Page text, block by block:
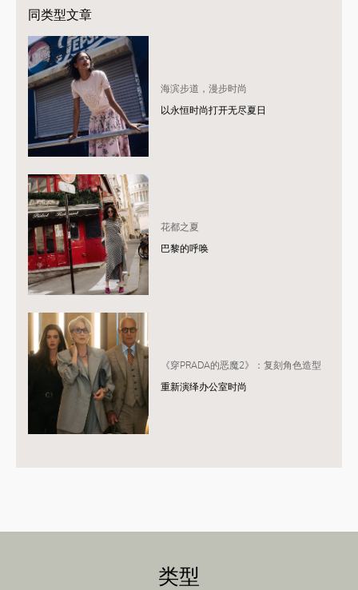
同类型文章
海滨步道，漫步时尚
以永恒时尚打开无尽夏日
花都之夏
巴黎的呼唤
《穿PRADA的恶魔2》：复刻角色造型
重新演绎办公室时尚
类型